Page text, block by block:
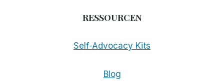
RESSOURCEN
Self-Advocacy Kits
Blog